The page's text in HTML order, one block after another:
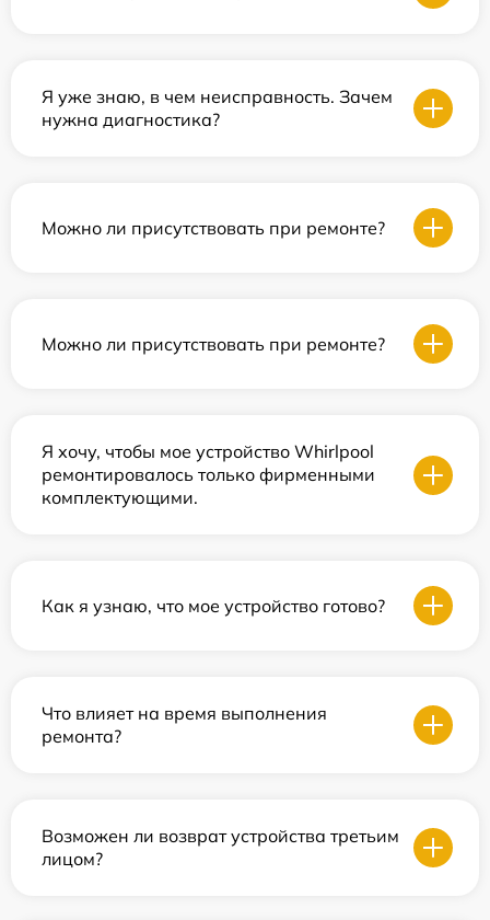
Я уже знаю, в чем неисправность. Зачем
нужна диагностика?
Можно ли присутствовать при ремонте?
Можно ли присутствовать при ремонте?
Я хочу, чтобы мое устройство Whirlpool
ремонтировалось только фирменными
комплектующими.
Как я узнаю, что мое устройство готово?
Что влияет на время выполнения
ремонта?
Возможен ли возврат устройства третьим
лицом?